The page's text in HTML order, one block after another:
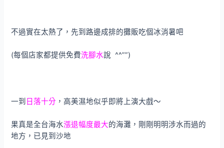
不過實在太熱了，先到路邊成排的攤販吃個冰消暑吧
(每個店家都提供免費洗腳水說 ^^””)
一到 日落十分 ，高美濕地似乎即將上演大戲～
果真是全台海水漲退幅度最大的海灘，剛剛明明涉水而過的
地方，已見到沙地